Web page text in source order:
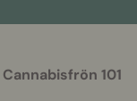
Cannabisfrön 101